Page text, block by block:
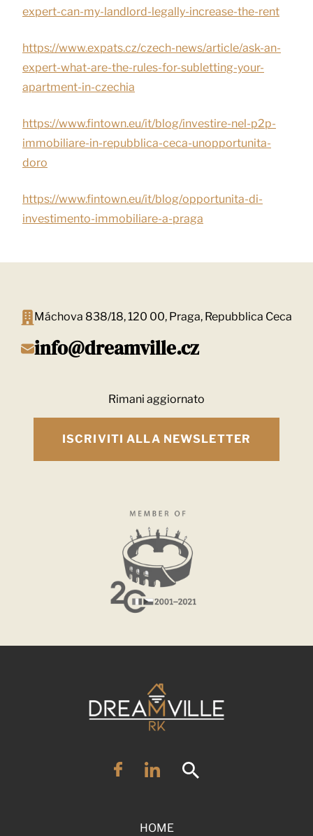
expert-can-my-landlord-legally-increase-the-rent
https://www.expats.cz/czech-news/article/ask-an-
expert-what-are-the-rules-for-subletting-your-
apartment-in-czechia
https://www.fintown.eu/it/blog/investire-nel-p2p-
immobiliare-in-repubblica-ceca-unopportunita-
doro
https://www.fintown.eu/it/blog/opportunita-di-
investimento-immobiliare-a-praga
Máchova 838/18, 120 00, Praga, Repubblica Ceca
info@dreamville.cz
Rimani aggiornato
ISCRIVITI ALLA NEWSLETTER
HOME